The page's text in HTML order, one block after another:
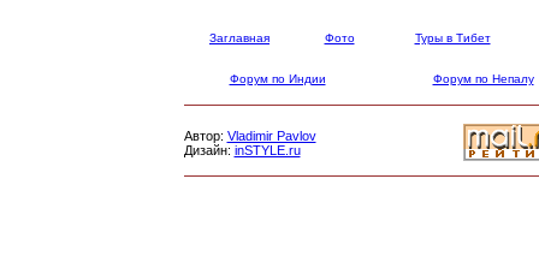
Заглавная Фото Туры в Тибет
Форум по Индии Форум по Непалу
Автор: Vladimir Pavlov
Дизайн: inSTYLE.ru